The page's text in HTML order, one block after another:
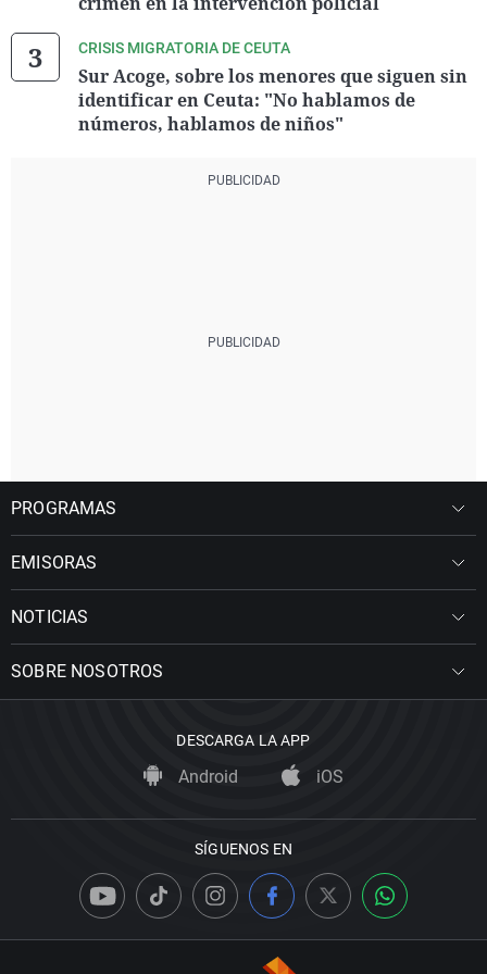
CRISIS MIGRATORIA DE CEUTA
Sur Acoge, sobre los menores que siguen sin
identificar en Ceuta: "No hablamos de
números, hablamos de niños"
PROGRAMAS
EMISORAS
NOTICIAS
SOBRE NOSOTROS
DESCARGA LA APP
Android iOS
SÍGUENOS EN